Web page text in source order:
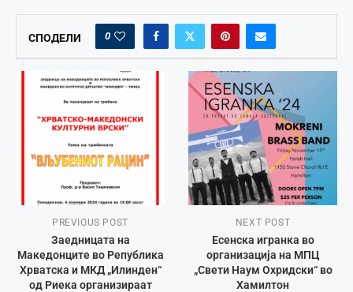
СПОДЕЛИ 0
PREVIOUS POST
Заедницата на
Македонците во Република
Хрватска и МКД „Илинден“
од Риека организираат
NEXT POST
Есенска игранка во
организација на МПЦ
„Свети Наум Охридски“ во
Хамилтон